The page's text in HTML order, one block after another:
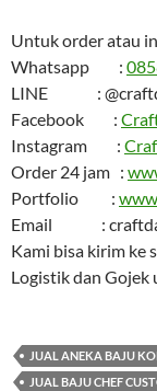
Untuk order atau
Whatsapp :
LINE :
Facebook :
Instagram :
Order 24 jam :
Portfolio :
Email :
Kami bisa kirim ke
Logistik dan Gojek
JUAL ANEKA BAJU
JUAL BAJU CHEF